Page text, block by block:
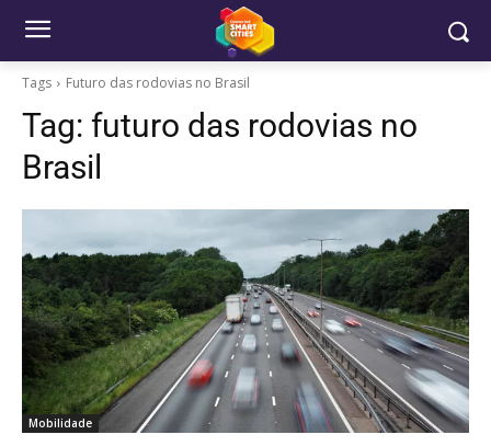
Tags Futuro das rodovias no Brasil
Tag: futuro das rodovias no
Brasil
Mobilidade